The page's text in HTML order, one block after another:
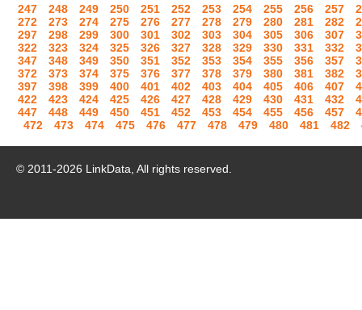
247
248 249 250 251 252 253 254 255 256 257
272
273 274 275 276 277 278 279 280 281 282
297
298 299 300 301 302 303 304 305 306 307
322
323 324 325 326 327 328 329 330 331 332
347
348 349 350 351 352 353 354 355 356 357
372
373 374 375 376 377 378 379 380 381 382
397
398 399 400 401 402 403 404 405 406 407
422
423 424 425 426 427 428 429 430 431 432
447
448 449 450 451 452 453 454 455 456 457
472
473 474 475 476 477 478 479 480 481 482
© 2011-2026 LinkData, All rights reserved.